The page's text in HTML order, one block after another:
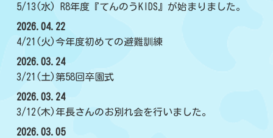
5/13(水) R8年度『てんのうKIDS』が始まりました。
2026.04.22
4/21(火)今年度初めての避難訓練
2026.03.24
3/21(土)第58回卒園式
2026.03.24
3/12(木)年長さんのお別れ会を行いました。
2026.03.05